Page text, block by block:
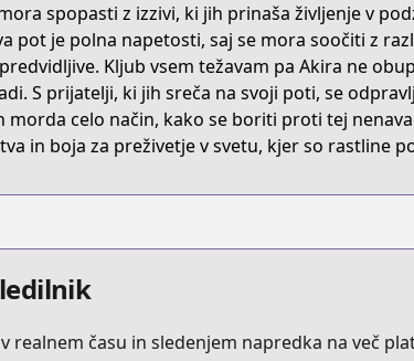
spopasti z izzivi, ki jih prinaša življenje v
pot je polna napetosti, saj se mora soočiti z
Kljub vsem težavam pa Akira ne
S prijatelji, ki jih sreča na svoji poti, se
morda celo način, kako se boriti proti tej
in boja za preživetje v svetu, kjer so rastline
realnem času in sledenjem napredka na več